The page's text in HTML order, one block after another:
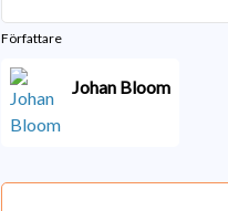
Författare
Johan Bloom